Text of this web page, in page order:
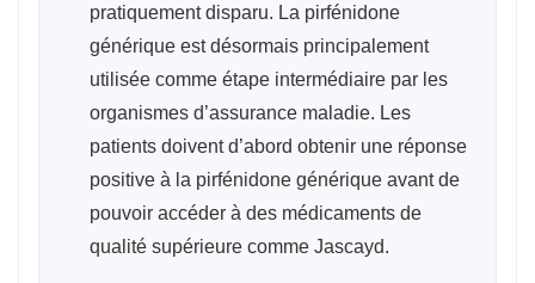
pratiquement disparu. La pirfénidone
générique est désormais principalement
utilisée comme étape intermédiaire par les
organismes d’assurance maladie. Les
patients doivent d’abord obtenir une réponse
positive à la pirfénidone générique avant de
pouvoir accéder à des médicaments de
qualité supérieure comme Jascayd.